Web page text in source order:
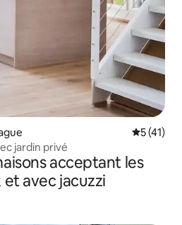
5 (41)
jardin privé
acceptant les
avec jacuzzi